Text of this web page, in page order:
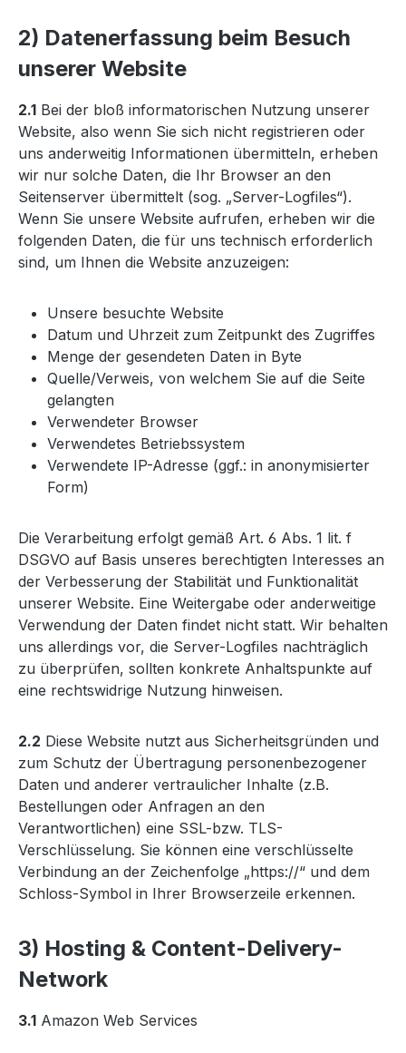
2) Datenerfassung beim Besuch
unserer Website
2.1 Bei der bloß informatorischen Nutzung unserer
Website, also wenn Sie sich nicht registrieren oder
uns anderweitig Informationen übermitteln, erheben
wir nur solche Daten, die Ihr Browser an den
Seitenserver übermittelt (sog. „Server-Logfiles“).
Wenn Sie unsere Website aufrufen, erheben wir die
folgenden Daten, die für uns technisch erforderlich
sind, um Ihnen die Website anzuzeigen:
Unsere besuchte Website
Datum und Uhrzeit zum Zeitpunkt des Zugriffes
Menge der gesendeten Daten in Byte
Quelle/Verweis, von welchem Sie auf die Seite
gelangten
Verwendeter Browser
Verwendetes Betriebssystem
Verwendete IP-Adresse (ggf.: in anonymisierter
Form)
Die Verarbeitung erfolgt gemäß Art. 6 Abs. 1 lit. f
DSGVO auf Basis unseres berechtigten Interesses an
der Verbesserung der Stabilität und Funktionalität
unserer Website. Eine Weitergabe oder anderweitige
Verwendung der Daten findet nicht statt. Wir behalten
uns allerdings vor, die Server-Logfiles nachträglich
zu überprüfen, sollten konkrete Anhaltspunkte auf
eine rechtswidrige Nutzung hinweisen.
2.2 Diese Website nutzt aus Sicherheitsgründen und
zum Schutz der Übertragung personenbezogener
Daten und anderer vertraulicher Inhalte (z.B.
Bestellungen oder Anfragen an den
Verantwortlichen) eine SSL-bzw. TLS-
Verschlüsselung. Sie können eine verschlüsselte
Verbindung an der Zeichenfolge „https://“ und dem
Schloss-Symbol in Ihrer Browserzeile erkennen.
3) Hosting & Content-Delivery-
Network
3.1 Amazon Web Services